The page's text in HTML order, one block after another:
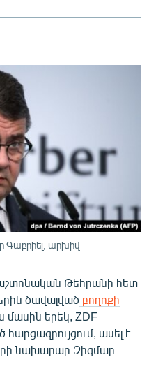
արխիվ
Թեհրանի հետ
ծավալված բողոքի
մասին երեկ, ZDF
ասել է
նախարար Զիգմար